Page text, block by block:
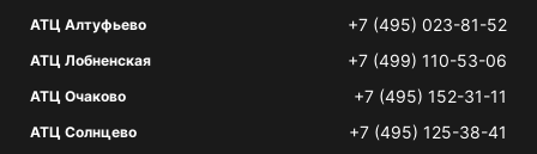
АТЦ Алтуфьево +7 (495) 023-81-52
АТЦ Лобненская +7 (499) 110-53-06
АТЦ Очаково +7 (495) 152-31-11
АТЦ Солнцево +7 (495) 125-38-41